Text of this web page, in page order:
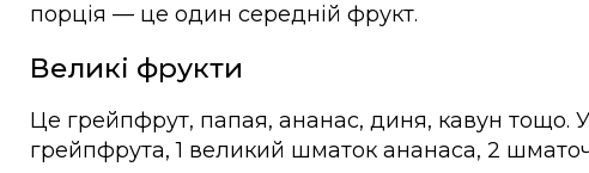
порція — це один середній фрукт.
Великі фрукти
Це грейпфрут, папая, ананас, диня, кавун тощо.
грейпфрута, 1 великий шматок ананаса, 2